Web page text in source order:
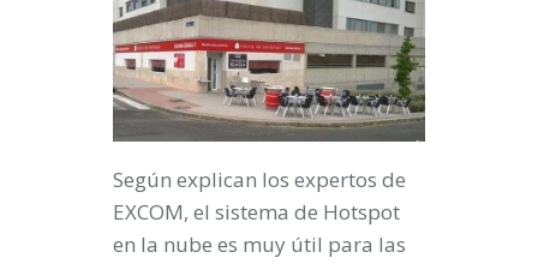
Según explican los expertos de
EXCOM, el sistema de Hotspot
en la nube es muy útil para las